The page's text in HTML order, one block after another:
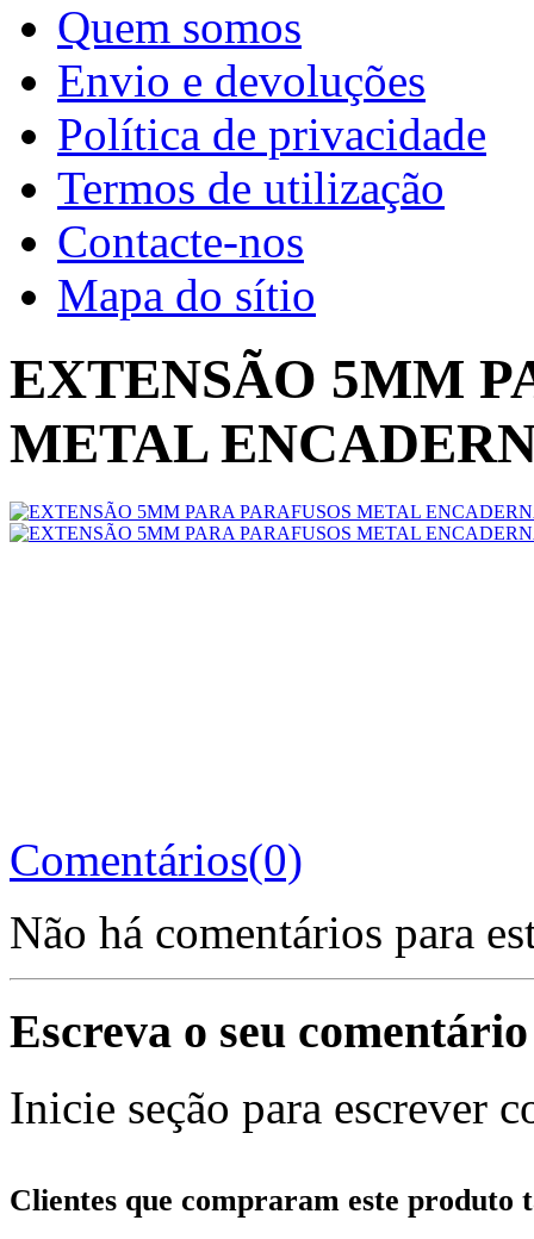
Quem somos
Envio e devoluções
Política de privacidade
Termos de utilização
Contacte-nos
Mapa do sítio
EXTENSÃO 5MM
METAL
Comentários(0)
Não há comentários para
Escreva o seu comentário
Inicie seção para escrever
Clientes que compraram este produto